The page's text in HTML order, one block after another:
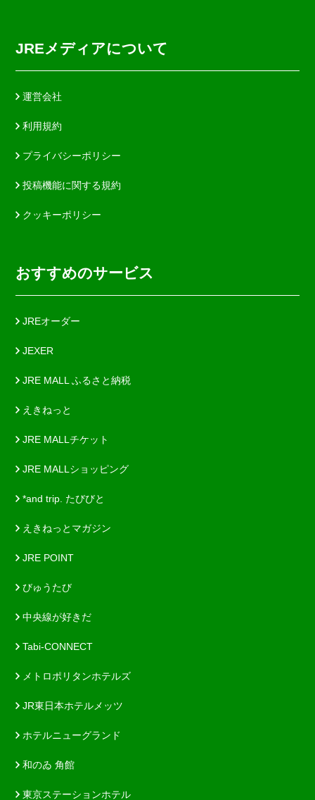
JREメディアについて
運営会社
利用規約
プライバシーポリシー
投稿機能に関する規約
クッキーポリシー
おすすめのサービス
JREオーダー
JEXER
JRE MALL ふるさと納税
えきねっと
JRE MALLチケット
JRE MALLショッピング
*and trip. たびびと
えきねっとマガジン
JRE POINT
びゅうたび
中央線が好きだ
Tabi-CONNECT
メトロポリタンホテルズ
JR東日本ホテルメッツ
ホテルニューグランド
和のゐ 角館
東京ステーションホテル